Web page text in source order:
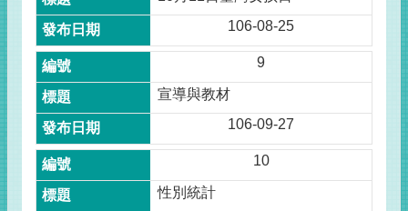
106-08-25
9
宣導與教材
106-09-27
10
性別統計